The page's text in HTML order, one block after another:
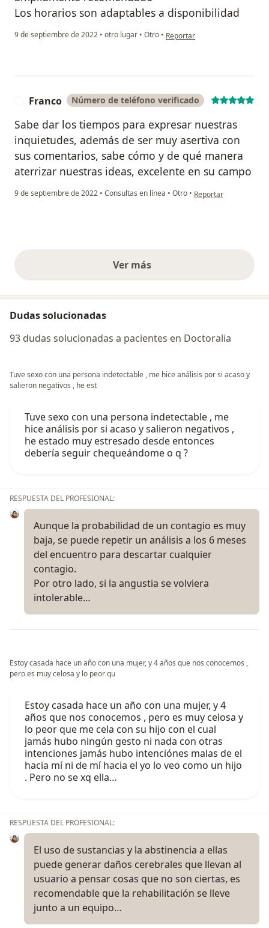
Los horarios son adaptables a disponibilidad
9 de septiembre de 2022 • otro lugar • Otro • en opinión del usuario
Reportar
Franco Número de teléfono verificado
Sabe dar los tiempos para expresar nuestras
inquietudes, además de ser muy asertiva con
sus comentarios, sabe cómo y de qué manera
aterrizar nuestras ideas, excelente en su campo
9 de septiembre de 2022 • Consultas en línea • Otro • en opinión del usuario
Reportar
Ver másopiniones anteriores
Dudas solucionadas
93 dudas solucionadas a pacientes en Doctoralia
Tuve sexo con una persona indetectable , me hice análisis por si acaso y
salieron negativos , he est
Tuve sexo con una persona indetectable , me
hice análisis por si acaso y salieron negativos ,
he estado muy estresado desde entonces
debería seguir chequeándome o q ?
RESPUESTA DEL PROFESIONAL:
Aunque la probabilidad de un contagio es muy
baja, se puede repetir un análisis a los 6 meses
del encuentro para descartar cualquier
contagio.
Por otro lado, si la angustia se volviera
intolerable…
Estoy casada hace un año con una mujer, y 4 años que nos conocemos ,
pero es muy celosa y lo peor qu
Estoy casada hace un año con una mujer, y 4
años que nos conocemos , pero es muy celosa y
lo peor que me cela con su hijo con el cual
jamás hubo ningún gesto ni nada con otras
intenciones jamás hubo intenciónes malas de el
hacia mí ni de mí hacia el yo lo veo como un hijo
. Pero no se xq ella…
RESPUESTA DEL PROFESIONAL:
El uso de sustancias y la abstinencia a ellas
puede generar daños cerebrales que llevan al
usuario a pensar cosas que no son ciertas, es
recomendable que la rehabilitación se lleve
junto a un equipo…